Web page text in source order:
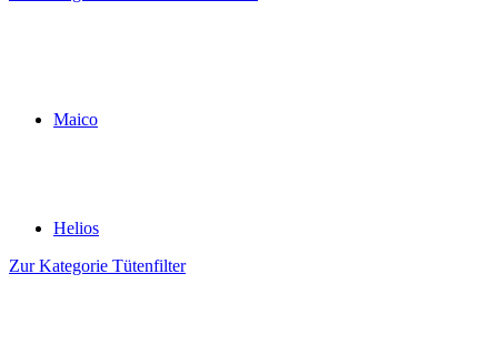
Maico
Helios
Zur Kategorie Tütenfilter